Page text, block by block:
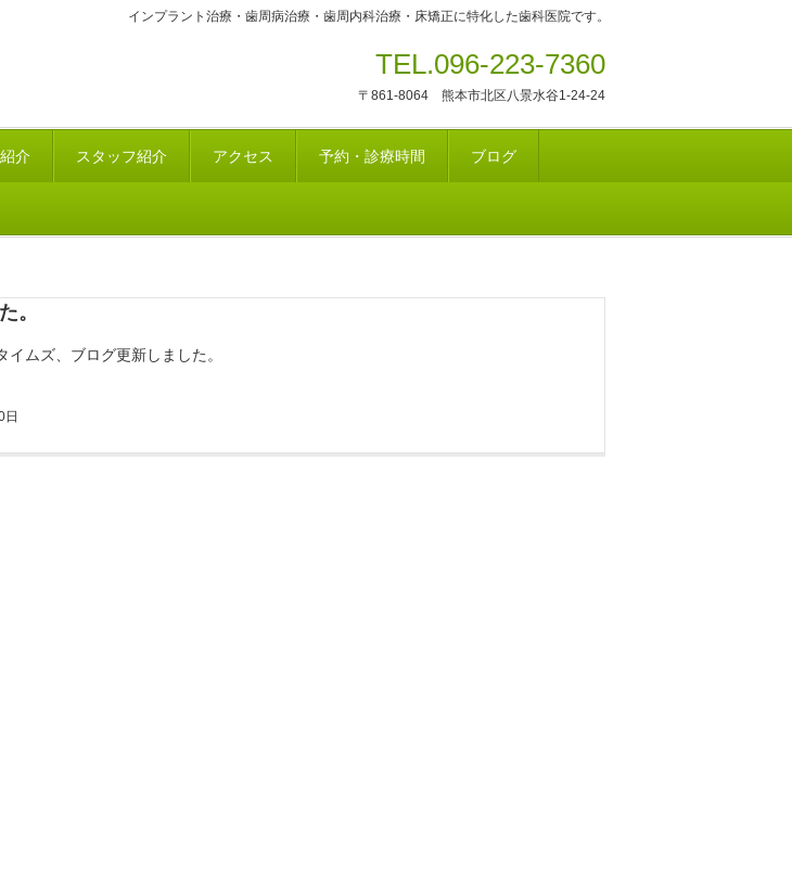
インプラント治療・歯周病治療・歯周内科治療・床矯正に特化した歯科医院です。
TEL.096-223-7360
〒861-8064 熊本市北区八景水谷1-24-24
介 スタッフ紹介 アクセス 予約・診療時間 ブログ
。
ムズ、ブログ更新しました。